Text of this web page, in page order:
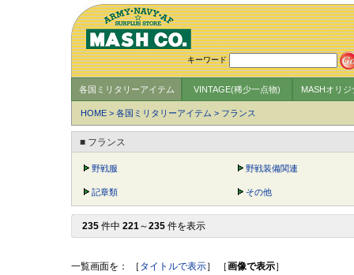
キーワード
各国ミリタリーアイテム VINTAGE(稀少一点物) MASHオリ
HOME > 各国ミリタリーアイテム > フランス
■ フランス
野戦服 野戦装備関連
記章類 その他
235 件中 221～235 件を表示
一覧画面を： ［ タイトルで表示］ ［画像で表示］